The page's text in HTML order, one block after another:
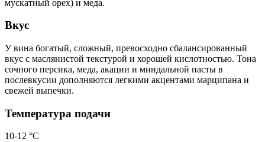
мускатный орех) и меда.
Вкус
У вина богатый, сложный, превосходно сбалансированный
вкус с маслянистой текстурой и хорошей кислотностью. Тона
сочного персика, меда, акации и миндальной пасты в
послевкусии дополняются легкими акцентами марципана и
свежей выпечки.
Температура подачи
10-12 °С